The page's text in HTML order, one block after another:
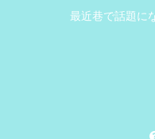
最近巷で話題に